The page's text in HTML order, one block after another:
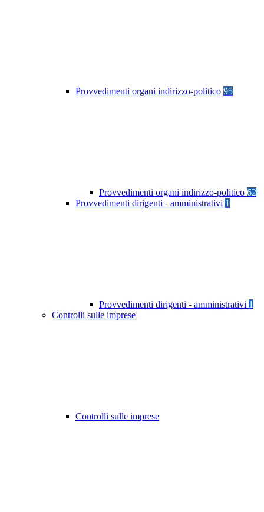
Provvedimenti organi indirizzo-politico 95
Provvedimenti organi indirizzo-politico 62
Provvedimenti dirigenti - amministrativi 1
Provvedimenti dirigenti - amministrativi 1
Controlli sulle imprese
Controlli sulle imprese